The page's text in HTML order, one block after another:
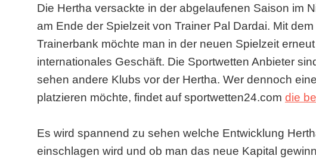
Die Hertha versackte in der abgelaufenen Saison im
am Ende der Spielzeit von Trainer Pal Dardai. Mit
Trainerbank möchte man in der neuen Spielzeit
internationales Geschäft. Die Sportwetten Anbieter
sehen andere Klubs vor der Hertha. Wer dennoch
platzieren möchte, findet auf sportwetten24.com die
Es wird spannend zu sehen welche Entwicklung
einschlagen wird und ob man das neue Kapital